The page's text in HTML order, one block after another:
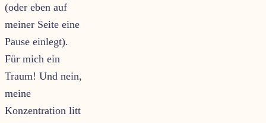
(oder eben auf
meiner Seite eine
Pause einlegt).
Für mich ein
Traum! Und nein,
meine
Konzentration litt